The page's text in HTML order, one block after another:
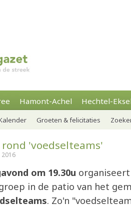
Hamont-Achel Hechtel-
Groeten & felicitaties
'voedselteams'
om 19.30u
in de patio van het
. Zo'n